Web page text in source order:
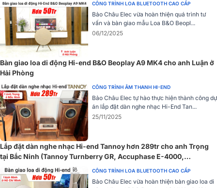
Trên đây là đánh giá chi tiết dàn nghe nhạc12 cao cấp, chất lượng
nhất. Nếu bạn còn đang băn khoăn hãy bớt chút thời gian tới
showroomBảo Châu Elec
để được test thử trực tiếp các sản phẩm
hoặc liên hệ hotline1900 0255để được tư vấn.
CÔNG TRÌNH LOA BLUETOOTH CAO CẤP
Bảo Châu Elec vừa hoàn thiện quá trình tư
vấn và bàn giao mẫu Loa B&O Beopl...
06/12/2025
Bàn giao loa di động Hi-end B&O Beoplay A9 MK4 cho anh Luận ở
Hải Phòng
CÔNG TRÌNH ÂM THANH HI-END
Bảo Châu Elec tự hào thực hiện thành công dự
án lắp đặt dàn nghe nhạc Hi-End Tan...
25/11/2025
Lắp đặt dàn nghe nhạc Hi-end Tannoy hơn 289tr cho anh Trọng
tại Bắc Ninh (Tannoy Turnberry GR, Accuphase E-4000,
Cambridge Audio CXN100)
CÔNG TRÌNH LOA BLUETOOTH CAO CẤP
Bảo Châu Elec vừa hoàn thiện bàn giao loa di